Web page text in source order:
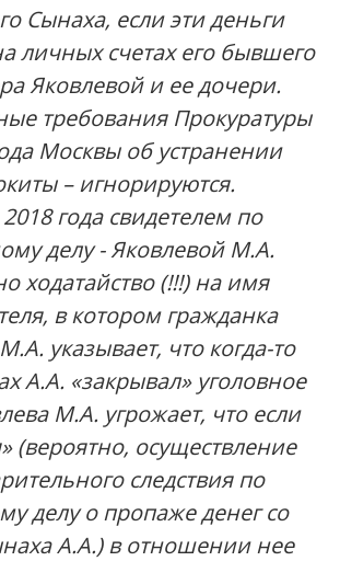
Сынаха, если эти деньги
личных счетах его бывшего
Яковлевой и ее дочери.
требования Прокуратуры
Москвы об устранении
– игнорируются.
года свидетелем по
делу - Яковлевой М.А.
ходатайство (!!!) на имя
в котором гражданка
указывает, что когда-то
А.А. «закрывал» уголовное
М.А. угрожает, что если
(вероятно, осуществление
следствия по
делу о пропаже денег со
А.А.) в отношении нее